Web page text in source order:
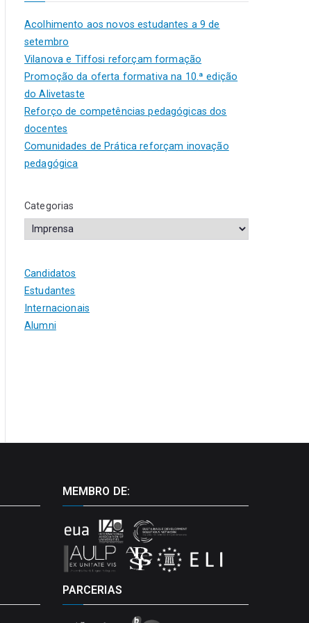
Acolhimento aos novos estudantes a 9 de
setembro
Vilanova e Tiffosi reforçam formação
Promoção da oferta formativa na 10.ª edição
do Alivetaste
Reforço de competências pedagógicas dos
docentes
Comunidades de Prática reforçam inovação
pedagógica
Categorias
Candidatos
Estudantes
Internacionais
Alumni
MEMBRO DE:
PARCERIAS